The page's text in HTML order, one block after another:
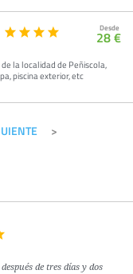
la localidad de Peñiscola,
piscina exterior, etc
Desde
28 €
de tres días y dos